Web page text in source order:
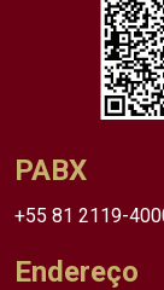
PABX
+55 81 2119-
Endereço